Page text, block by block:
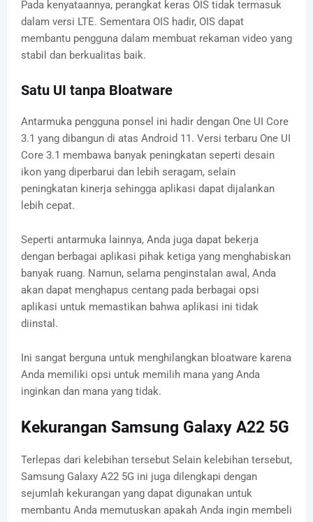
Pada kenyataannya, perangkat keras OIS tidak termasuk
dalam versi LTE. Sementara OIS hadir, OIS dapat
membantu pengguna dalam membuat rekaman video yang
stabil dan berkualitas baik.
Satu UI tanpa Bloatware
Antarmuka pengguna ponsel ini hadir dengan One UI Core
3.1 yang dibangun di atas Android 11. Versi terbaru One UI
Core 3.1 membawa banyak peningkatan seperti desain
ikon yang diperbarui dan lebih seragam, selain
peningkatan kinerja sehingga aplikasi dapat dijalankan
lebih cepat.
Seperti antarmuka lainnya, Anda juga dapat bekerja
dengan berbagai aplikasi pihak ketiga yang menghabiskan
banyak ruang. Namun, selama penginstalan awal, Anda
akan dapat menghapus centang pada berbagai opsi
aplikasi untuk memastikan bahwa aplikasi ini tidak
diinstal.
Ini sangat berguna untuk menghilangkan bloatware karena
Anda memiliki opsi untuk memilih mana yang Anda
inginkan dan mana yang tidak.
Kekurangan Samsung Galaxy A22 5G
Terlepas dari kelebihan tersebut Selain kelebihan tersebut,
Samsung Galaxy A22 5G ini juga dilengkapi dengan
sejumlah kekurangan yang dapat digunakan untuk
membantu Anda memutuskan apakah Anda ingin membeli